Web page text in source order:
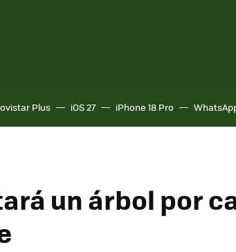
Plus iOS 27 iPhone 18 Pro
un árbol por